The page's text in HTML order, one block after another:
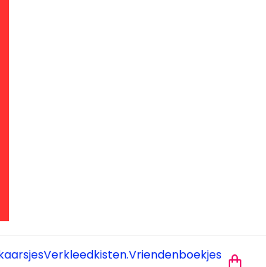
Verkleedkisten.Vriendenboekjes